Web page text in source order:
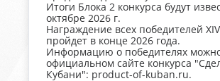
Итоги Блока 2 конкурса будут
октябре 2026 г.
Награждение всех победителей
пройдет в конце 2026 года.
Информацию о победителях
официальном сайте конкурса
Кубани": product-of-kuban.ru.